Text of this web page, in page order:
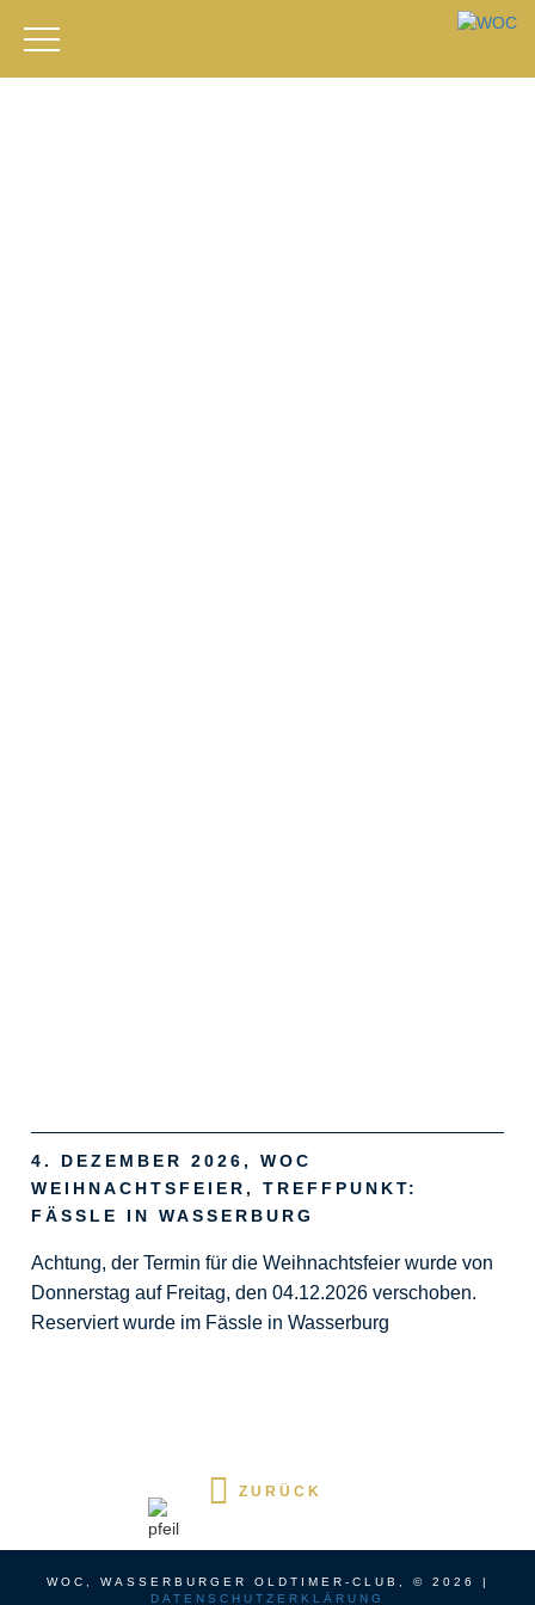
4. DEZEMBER 2026, WOC
WEIHNACHTSFEIER, TREFFPUNKT:
FÄSSLE IN WASSERBURG
Achtung, der Termin für die Weihnachtsfeier wurde von
Donnerstag auf Freitag, den 04.12.2026 verschoben.
Reserviert wurde im Fässle in Wasserburg
ZURÜCK
WOC, WASSERBURGER OLDTIMER-CLUB, © 2026 |
DATENSCHUTZERKLÄRUNG